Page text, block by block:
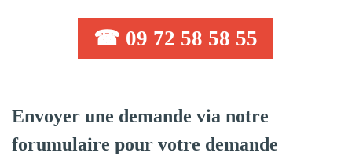
☎ 09 72 58 58 55
Envoyer une demande via notre
forumulaire pour votre demande